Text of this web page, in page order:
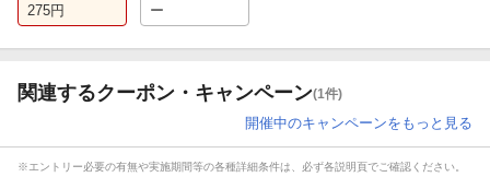
275円 ー
関連するクーポン・キャンペーン(1件)
開催中のキャンペーンをもっと見る
※エントリー必要の有無や実施期間等の各種詳細条件は、必ず各説明頁でご確認ください。